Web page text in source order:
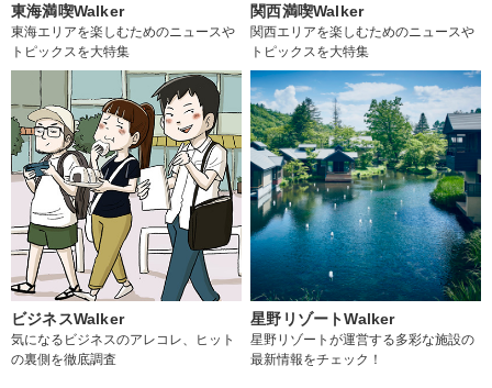
東海満喫Walker
東海エリアを楽しむためのニュースや
トピックスを大特集
関西満喫Walker
関西エリアを楽しむためのニュースや
トピックスを大特集
ビジネスWalker
気になるビジネスのアレコレ、ヒット
の裏側を徹底調査
星野リゾートWalker
星野リゾートが運営する多彩な施設の
最新情報をチェック！